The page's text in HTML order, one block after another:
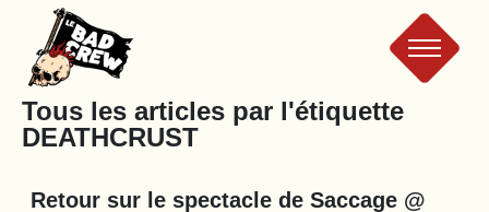
Le
Bad
Tous les articles par l'étiquette
DEATHCRUST
Retour sur le spectacle de Saccage @